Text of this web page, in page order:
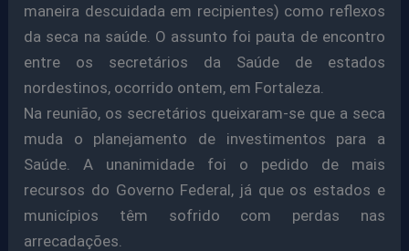
maneira descuidada em recipientes) como reflexos
da seca na saúde. O assunto foi pauta de encontro
entre os secretários da Saúde de estados
nordestinos, ocorrido ontem, em Fortaleza.
Na reunião, os secretários queixaram-se que a seca
muda o planejamento de investimentos para a
Saúde. A unanimidade foi o pedido de mais
recursos do Governo Federal, já que os estados e
municípios têm sofrido com perdas nas
arrecadações.